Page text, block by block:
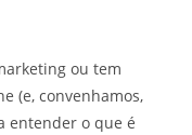
ou tem
(e, convenhamos,
entender o que é